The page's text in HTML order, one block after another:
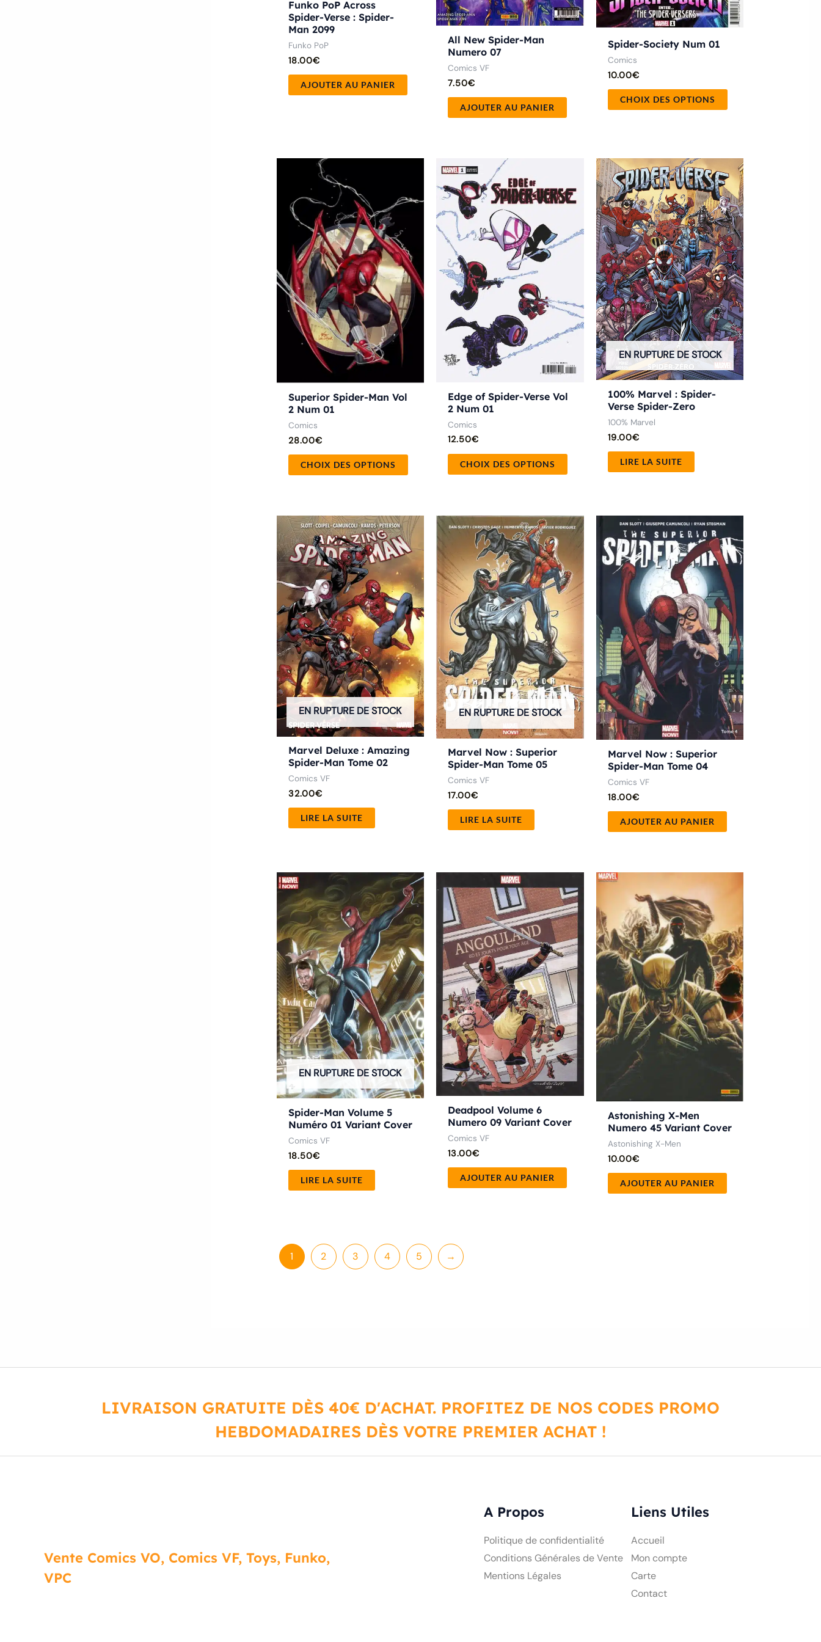
Funko PoP Across
Spider-Verse : Spider-
Man 2099
Funko PoP
18.00€
AJOUTER AU PANIER
All New Spider-Man
Numero 07
Comics VF
7.50€
AJOUTER AU PANIER
Spider-Society Num 01
Comics
10.00€
CHOIX DES OPTIONS
page
Superior Spider-Man Vol
2 Num 01
Comics
28.00€
CHOIX DES OPTIONS
produit
a
plusieurs
variations.
Les
options
peuvent
être
choisies
page
Edge of Spider-Verse Vol
2 Num 01
Comics
12.50€
CHOIX DES OPTIONS
produit
a
plusieurs
variations.
options
peuvent
être
choisies
sur
la
du
EN RUPTURE DE STOCK
100% Marvel : Spider-
Verse Spider-Zero
100% Marvel
19.00€
LIRE LA SUITE
EN RUPTURE DE STOCK
Marvel Deluxe : Amazing
Spider-Man Tome 02
Comics VF
32.00€
LIRE LA SUITE
EN RUPTURE DE STOCK
Marvel Now : Superior
Spider-Man Tome 05
Comics VF
17.00€
LIRE LA SUITE
Marvel Now : Superior
Spider-Man Tome 04
Comics VF
18.00€
AJOUTER AU PANIER
EN RUPTURE DE STOCK
Spider-Man Volume 5
Numéro 01 Variant Cover
Comics VF
18.50€
LIRE LA SUITE
Deadpool Volume 6
Numero 09 Variant Cover
Comics VF
13.00€
AJOUTER AU PANIER
Astonishing X-Men
Numero 45 Variant Cover
Astonishing X-Men
10.00€
AJOUTER AU PANIER
1 2 3 4 5 →
LIVRAISON GRATUITE DÈS 40€ D'ACHAT. PROFITEZ DE NOS CODES PROMO
HEBDOMADAIRES DÈS VOTRE PREMIER ACHAT !
A Propos
Politique de confidentialité
Conditions Générales de Vente
Mentions Légales
Liens Utiles
Accueil
Mon compte
Carte
Contact